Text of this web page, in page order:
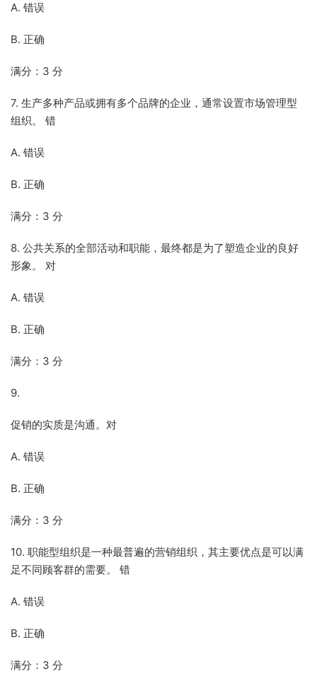
A. 错误
B. 正确
满分：3 分
7. 生产多种产品或拥有多个品牌的企业，通常设置市场管理型
组织。 错
A. 错误
B. 正确
满分：3 分
8. 公共关系的全部活动和职能，最终都是为了塑造企业的良好
形象。 对
A. 错误
B. 正确
满分：3 分
9.
促销的实质是沟通。对
A. 错误
B. 正确
满分：3 分
10. 职能型组织是一种最普遍的营销组织，其主要优点是可以满
足不同顾客群的需要。 错
A. 错误
B. 正确
满分：3 分